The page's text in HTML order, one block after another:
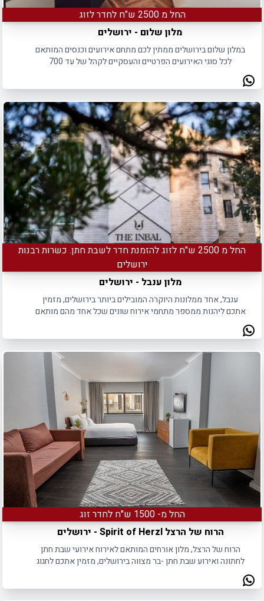
החל מ 2500 ש"ח לחדר לזוג
מלון שלום - ירושלים
במלון שלום בירושלים ממתין לכם מתחם אירועים וכנסים המותאם
לכל סוגי האירועים הפרטיים והעסקיים לקהל של עד 700
החל מ 2500 ש"ח לזוג להזמנת חדר לשבת חתן. כשרות רבנות
ירושלים
מלון ענבל - ירושלים
ענבל, אחד ממלונות היוקרה המובילים ביותר בירושלים, מזמין
אתכם ליהנות ממספר מתחמי אירוח שונים שכל אחד מהם מותאם
החל מ- 1500 ש"ח לחדר זוג
הרוח של הרצל Spirit of Herzl - ירושלים
הרוח של הרצל, מלון אורחים המותאם לאירוח אירועי שבת חתן
לחתונה ואירוע שבת חתן -בר מצווה בירושלים, מזמין אתכם לחגוג
את האירוע באווירה משפחתית, חמימה ומפנקת לאורך כל השבת.